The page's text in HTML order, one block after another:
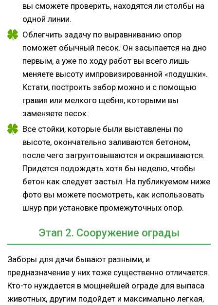
вы сможете проверить, находятся ли столбы на
одной линии.
Облегчить задачу по выравниванию опор
поможет обычный песок. Он засыпается на дно
первым, а уже по ходу работ вы всего лишь
меняете высоту импровизированной «подушки».
Кстати, построить забор можно и с помощью
гравия или мелкого щебня, которыми вы
заменяете песок.
Все стойки, которые были выставлены по
высоте, окончательно заливаются бетоном,
после чего загрунтовываются и окрашиваются.
Придется подождать хотя бы неделю, чтобы
бетон как следует застыл. На публикуемом ниже
фото вы можете посмотреть, как использовать
шнур при установке промежуточных опор.
Этап 2. Сооружение ограды
Заборы для дачи бывают разными, и
предназначение у них тоже существенно отличается.
Кто-то нуждается в мощнейшей ограде для выпаса
животных, другим подойдет и максимально легкая,